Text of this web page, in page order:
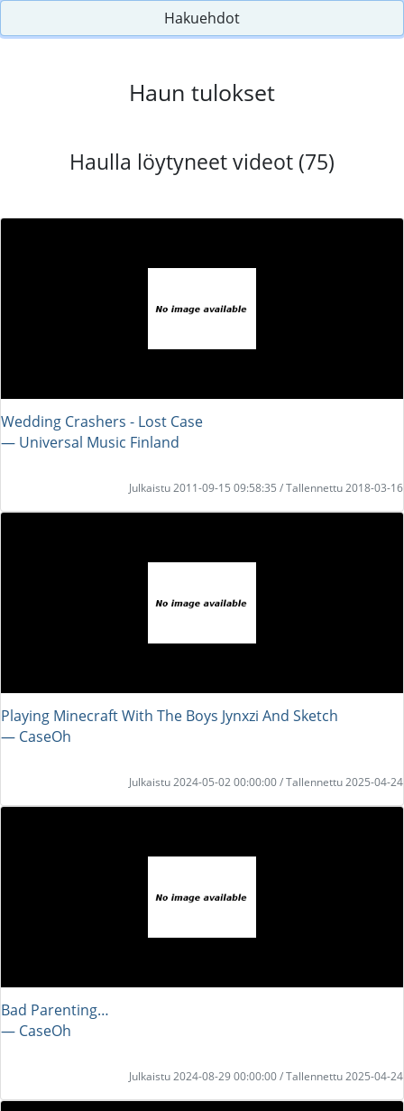
Hakuehdot
Haun tulokset
Haulla löytyneet videot (75)
Wedding Crashers - Lost Case
― Universal Music Finland
Julkaistu 2011-09-15 09:58:35 / Tallennettu 2018-03-16
Playing Minecraft With The Boys Jynxzi And Sketch
― CaseOh
Julkaistu 2024-05-02 00:00:00 / Tallennettu 2025-04-24
Bad Parenting…
― CaseOh
Julkaistu 2024-08-29 00:00:00 / Tallennettu 2025-04-24